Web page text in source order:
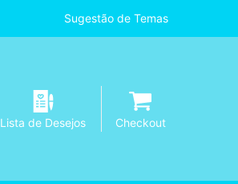
Sugestão de Temas
Lista de Desejos Checkout